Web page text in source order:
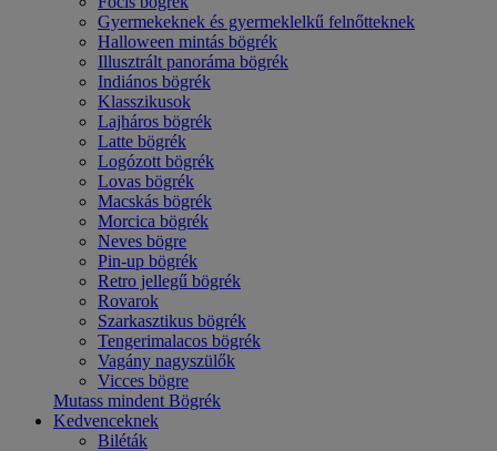
Gyermekeknek és gyermeklelkű felnőtteknek
Halloween mintás bögrék
Illusztrált panoráma bögrék
Indiános bögrék
Klasszikusok
Lajháros bögrék
Latte bögrék
Logózott bögrék
Lovas bögrék
Macskás bögrék
Morcica bögrék
Neves bögre
Pin-up bögrék
Retro jellegű bögrék
Rovarok
Szarkasztikus bögrék
Tengerimalacos bögrék
Vagány nagyszülők
Vicces bögre
Mutass mindent Bögrék
Kedvenceknek
Biléták